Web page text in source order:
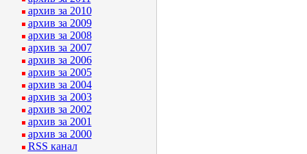
архив за 2010
архив за 2009
архив за 2008
архив за 2007
архив за 2006
архив за 2005
архив за 2004
архив за 2003
архив за 2002
архив за 2001
архив за 2000
RSS канал